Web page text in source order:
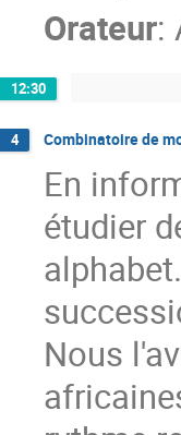
Orateur:
12:30
4 Combinatoire de
En
étudier
Nous